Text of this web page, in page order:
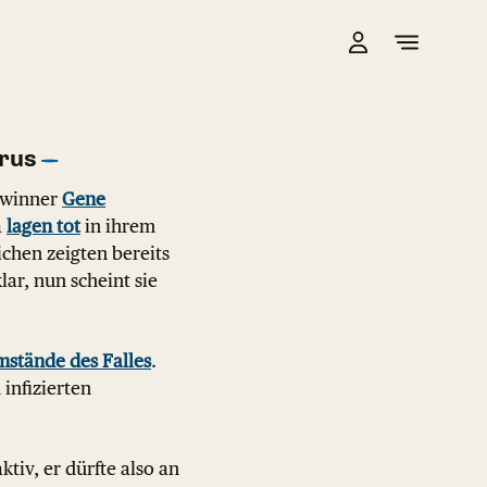
Gene
lagen totin ihrem
zeigten bereits
nun scheint sie
des Falles.
infizierten
er dürfte also an